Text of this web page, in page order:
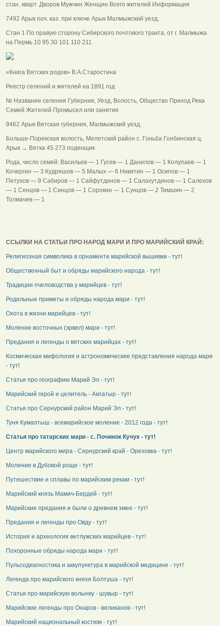
стан. кварт. Дворов Мужчин Женщин Всего жителей Информация
7492 Арык поч. каз. при ключе Арык Малмыжский уезд,
Стан 1 По правую сторону Сибирского почтового тракта, от г. Малмыжа
на Пермь 10 95 30 101 110 211
«Книга Вятских родов» В.А.Старостина
Реестр селений и жителей на 1891 год
№ Название селения Губерния, Уезд, Волость, Общество Приход Река
Семей Жителей Промысел или занятие
9462 Арык Вятская губерния, Малмыжский уезд,
Больше-Порекская волость, Мелетский район с. Гоньба Гонбинская ц.
Арык → Вятка 45 273 поденщик
Рода, число семей: Васильев — 1 Гусев — 1 Данилов — 1 Колупаев — 1
Кочергин — 3 Кудряшов — 5 Малых — 6 Никитин — 1 Осипов — 1
Петухов — 9 Сабиров — 1 Сайфутдинов — 1 Салахутдинов — 1 Салехов
— 1 Сенцов — 1 Синцов — 1 Сорокин — 1 Сунцов — 2 Тимшин — 2
Толмачев — 1
ССЫЛКИ НА СТАТЬИ ПРО НАРОД МАРИ И ПРО МАРИЙСКИЙ КРАЙ:
Религиозная символика в орнаменте марийской вышивки - тут!
Общественный быт и обряды марийского народа - тут!
Традиции пчеловодства у марийцев - тут!
Родильные приметы и обряды народа мари - тут!
Охота в жизни марийцев - тут!
Моление восточных (эрвел) мари - тут!
Предания и легенды о вятских марийцах - тут!
Космическая мифология и астрономические представления народа мари
- тут!
Статья про географию Марий Эл - тут!
Марийский герой и целитель - Акпатыр - тут!
Статья про Сернурский район Марий Эл - тут!
Туня Кумалтыш - всемарийское моление - 2012 года - тут!
Статья про татарских мари - с. Починок Кучук - тут!
Центр марийского мира - Сернурский край - Ореховка - тут!
Моление в Дубовой роще - тут!
Путешествие и сплавы по марийским рекам - тут!
Марийский князь Мамич-Бердей - тут!
Марийские предания и были о древнем змее - тут!
Предания и легенды про Овду - тут!
История и археология ветлужских марийцев - тут!
Похоронные обряды народа мари - тут!
Пульсодиагностика и аккупунктура в марийской медицине - тут!
Легенда про марийского князя Болтуша - тут!
Статья про марийскую волынку - шувыр - тут!
Марийские легенды про Онаров - великанов - тут!
Марийский национальный костюм - тут!